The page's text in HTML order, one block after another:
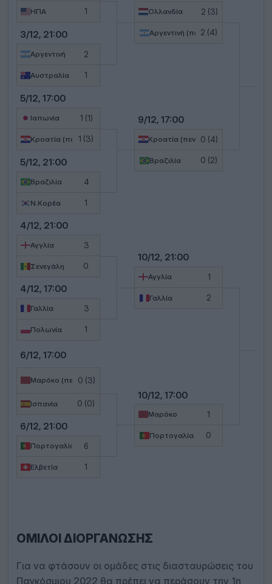
ΗΠΑ 1 Ολλανδία 2 (3)
3/12, 21:00 Αργεντινή (πεν.)2 (4)
Αργεντινή 2
Αυστραλία 1
5/12, 17:00
Ιαπωνία 1 (1) 9/12, 17:00
Κροατία (πεν.)1 (3) Κροατία (πεν.) 0 (4)
5/12, 21:00 Βραζιλία 0 (2)
Βραζιλία 4
Ν.Κορέα 1
4/12, 21:00
Αγγλία 3
10/12, 21:00
Σενεγάλη 0
Αγγλία 1
4/12, 17:00
Γαλλία 2
Γαλλία 3
Πολωνία 1
6/12, 17:00
Μαρόκο (πεν.)0 (3)
10/12, 17:00
Ισπανία 0 (0)
Μαρόκο 1
6/12, 21:00
Πορτογαλία 0
Πορτογαλία 6
Ελβετία 1
ΌΜΙΛΟΙ ΔΙΟΡΓΆΝΩΣΗΣ
Για να φτάσουν οι ομάδες στις διασταυρώσεις του
Παγκόσμιου 2022 θα πρέπει να περάσουν την 1η